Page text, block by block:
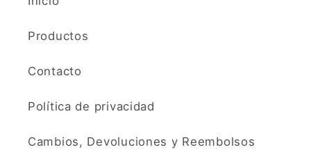
Productos
Contacto
Política de privacidad
Cambios, Devoluciones y Reembolsos